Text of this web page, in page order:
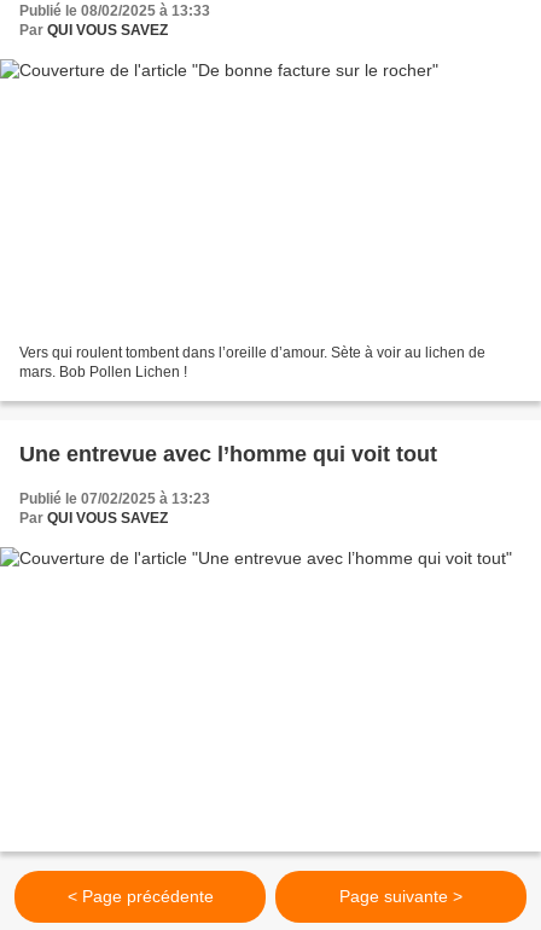
Publié le 08/02/2025 à 13:33
Par QUI VOUS SAVEZ
Vers qui roulent tombent dans l’oreille d’amour. Sète à voir au lichen de
mars. Bob Pollen Lichen !
Une entrevue avec l’homme qui voit tout
Publié le 07/02/2025 à 13:23
Par QUI VOUS SAVEZ
< Page précédente Page suivante >